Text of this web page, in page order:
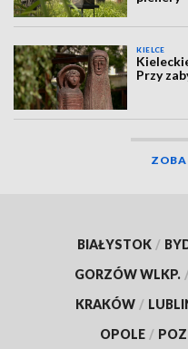
KIELCE
Przy
BIAŁYSTOK /
GORZÓW WLKP.
KRAKÓW /
OPOLE /